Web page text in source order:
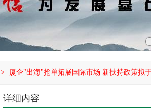
厦企"出海"抢单拓展国际市场 新扶持政策拟
详细内容